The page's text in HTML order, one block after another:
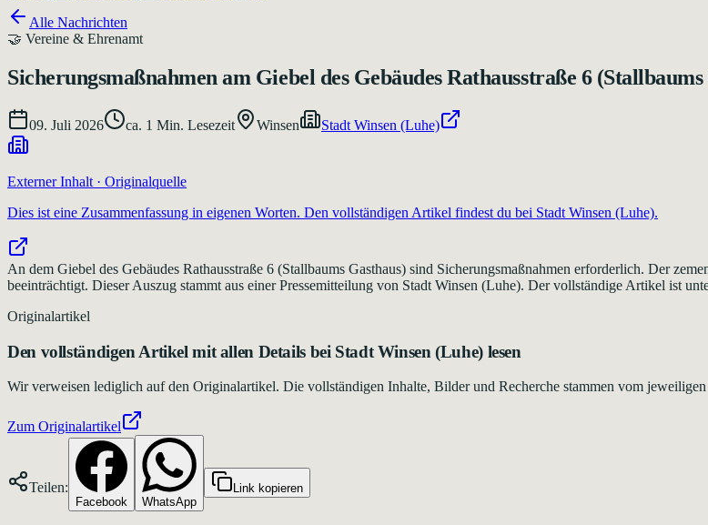
Alle Nachrichten
🤝 Vereine & Ehrenamt
Sicherungsmaßnahmen am Giebel des Gebäudes Rathausstraße 6 (Stallbaums
09. Juli 2026 ca. 1 Min. Lesezeit Winsen Stadt Winsen (Luhe)
Externer Inhalt · Originalquelle
Dies ist eine Zusammenfassung in eigenen Worten. Den vollständigen Artikel findest du bei Stadt Winsen (Luhe).
An dem Giebel des Gebäudes Rathausstraße 6 (Stallbaums Gasthaus) sind Sicherungsmaßnahmen erforderlich. Der
beeinträchtigt. Dieser Auszug stammt aus einer Pressemitteilung von Stadt Winsen (Luhe). Der vollständige Artikel ist
Originalartikel
Den vollständigen Artikel mit allen Details bei Stadt Winsen (Luhe)lesen
Wir verweisen lediglich auf den Originalartikel. Die vollständigen Inhalte, Bilder und Recherche stammen vom
Zum Originalartikel
Teilen:
Facebook WhatsApp
Link kopieren